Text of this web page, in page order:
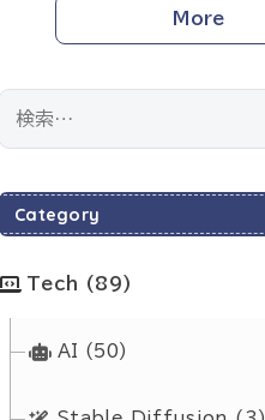
More
Category
Tech (89)
AI (50)